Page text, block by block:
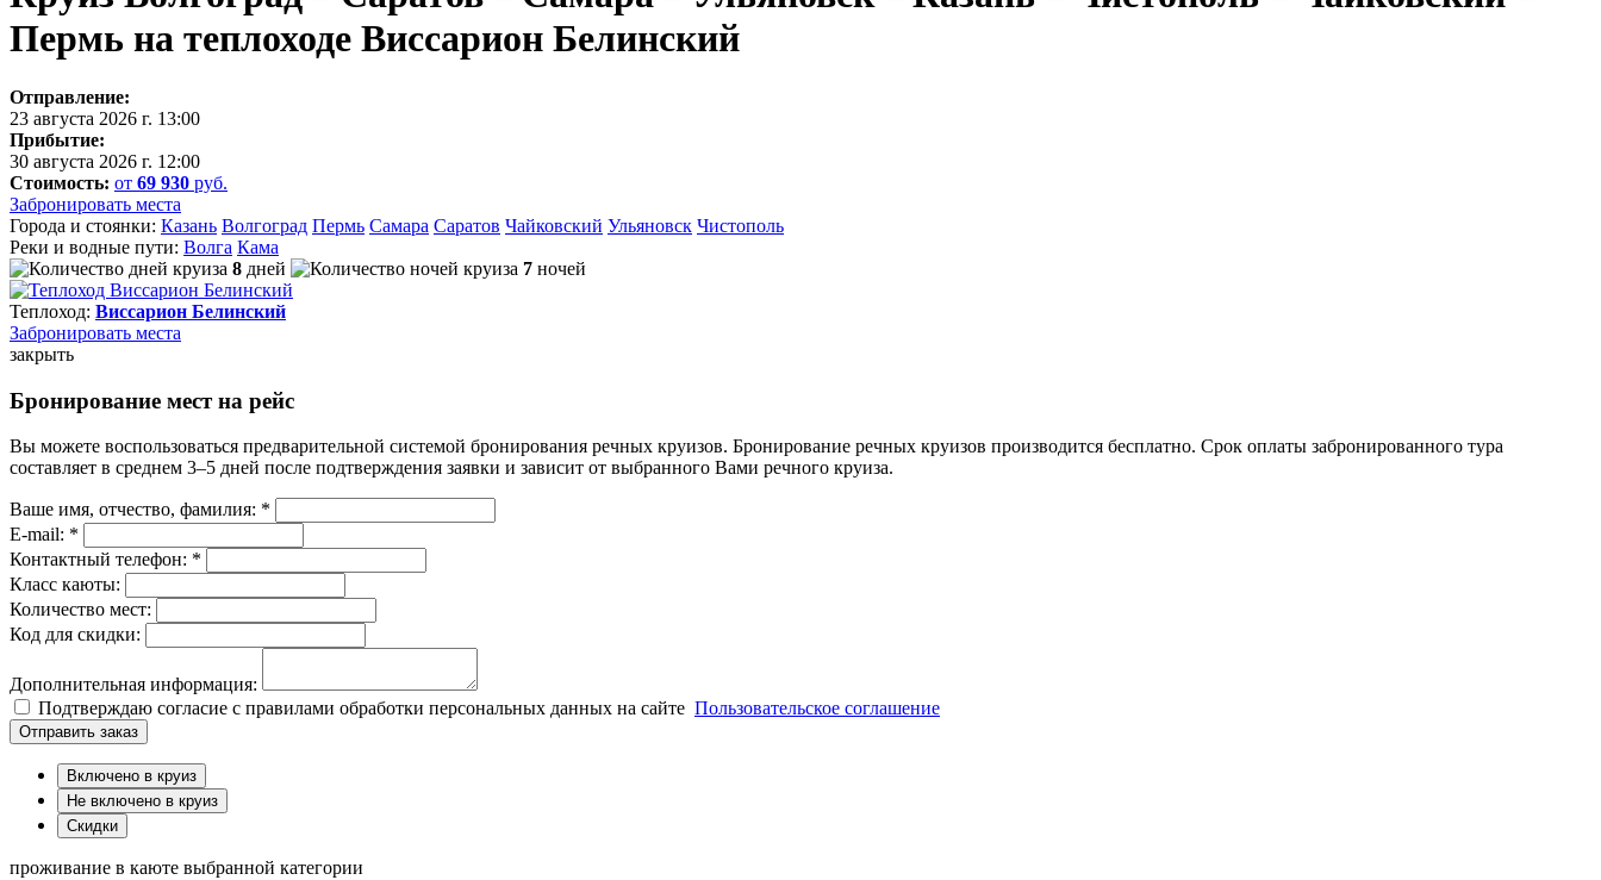
Пермь на теплоходе Виссарион Белинский
Отправление:
23 августа 2026 г. 13:00
Прибытие:
30 августа 2026 г. 12:00
Стоимость: от 69 930 руб.
Забронировать места
Города и стоянки: Казань Волгоград Пермь Самара Саратов Чайковский Ульяновск Чистополь
Реки и водные пути: Волга Кама
8 дней 7 ночей
Теплоход: Виссарион Белинский
Забронировать места
закрыть
Бронирование мест на рейс
Вы можете воспользоваться предварительной системой бронирования речных круизов. Бронирование речных круизов производится бесплатно. Срок оплаты забронированного тура
составляет в среднем 3–5 дней после подтверждения заявки и зависит от выбранного Вами речного круиза.
Ваше имя, отчество, фамилия: *
E-mail: *
Контактный телефон: *
Класс каюты:
Количество мест:
Код для скидки:
Дополнительная информация:
Подтверждаю согласие с правилами обработки персональных данных на сайте Пользовательское соглашение
Отправить заказ
Включено в круиз
Не включено в круиз
Скидки
проживание в каюте выбранной категории